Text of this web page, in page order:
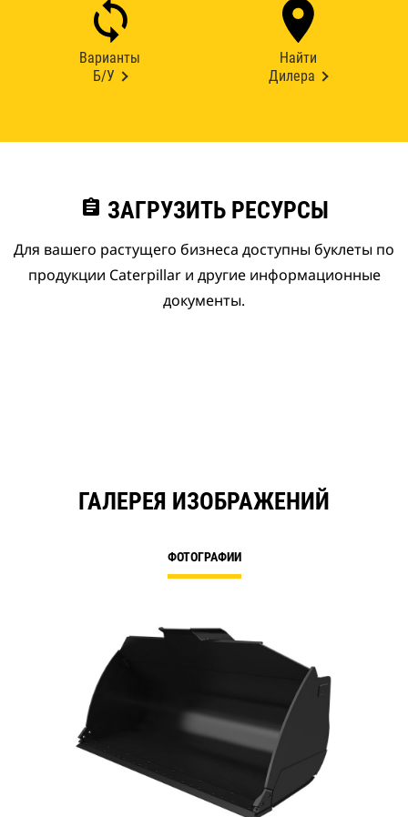
Варианты
Б/У
Найти
Дилера
assignment ЗАГРУЗИТЬ РЕСУРСЫ
Для вашего растущего бизнеса доступны буклеты по
продукции Caterpillar и другие информационные
документы.
ГАЛЕРЕЯ ИЗОБРАЖЕНИЙ
ФОТОГРАФИИ